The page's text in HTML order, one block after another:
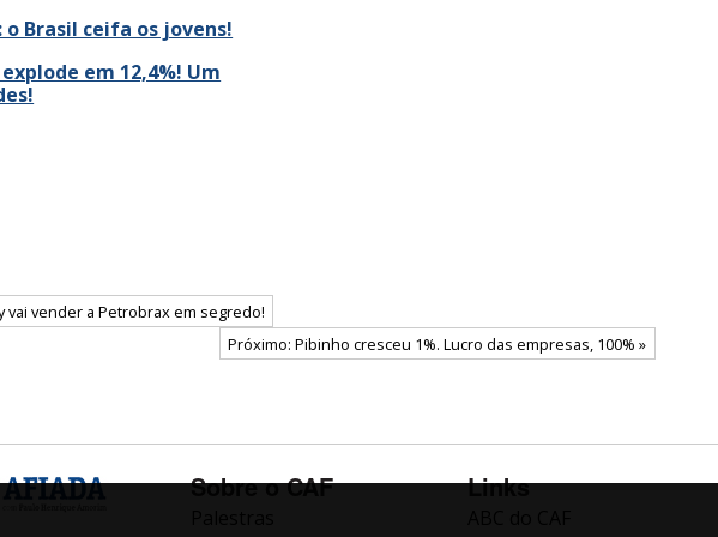
o Brasil ceifa os jovens!
em 12,4%! Um
vai vender a Petrobrax em segredo!
Próximo: Pibinho cresceu 1%. Lucro das empresas, 100% »
Sobre o CAF Links